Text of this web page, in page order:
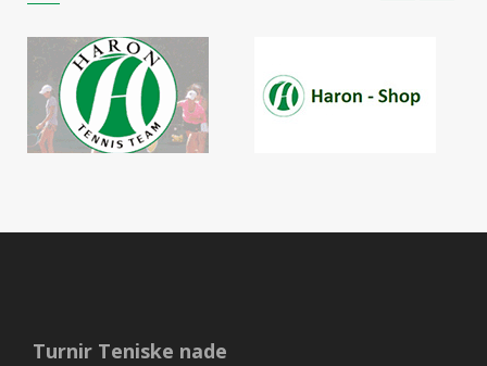
Turnir Teniske nade